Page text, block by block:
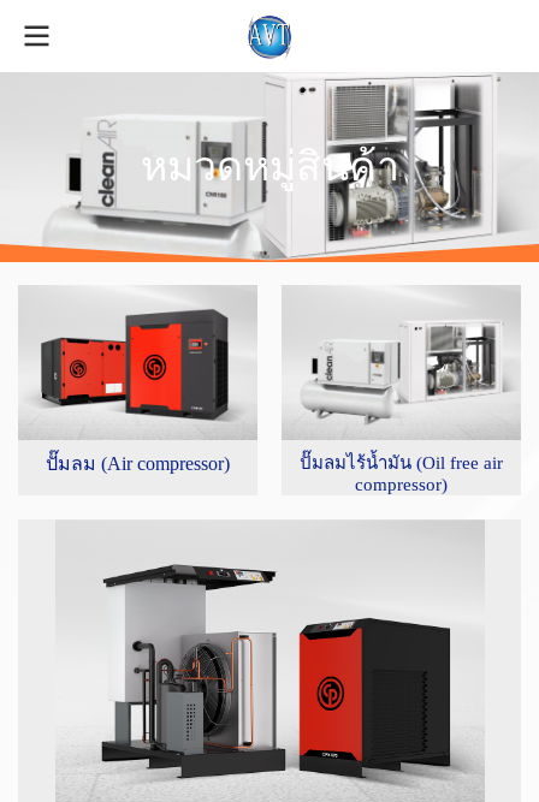
หมวดหมู่สินค้า
ปั๊มลม (Air compressor)
ปั๊มลมไร้น้ำมัน (Oil free air
compressor)